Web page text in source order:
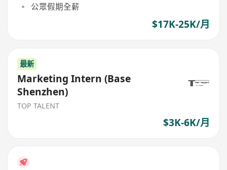
公眾假期全薪
$17K-25K/月
最新
Marketing Intern (Base
Shenzhen)
TOP TALENT
$3K-6K/月